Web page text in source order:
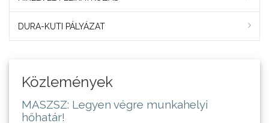
DURA-KUTI PÁLYÁZAT
Közlemények
MASZSZ: Legyen végre munkahelyi
hőhatár!